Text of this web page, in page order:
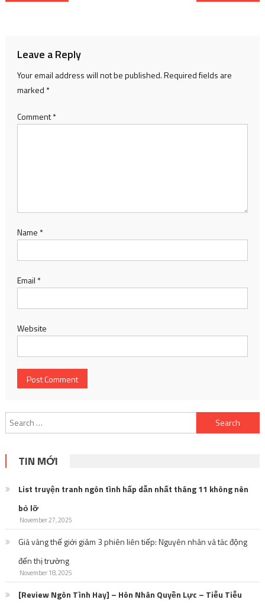
Leave a Reply
Your email address will not be published.Required fields are
marked *
Comment*
Name *
Email *
Website
Search
for:
TIN MỚI
List truyện tranh ngôn tình hấp dẫn nhất tháng 11 không nên
bỏ lỡ
November 27, 2025
Giá vàng thế giới giảm 3 phiên liên tiếp: Nguyên nhân và tác động
đến thị trường
November 18, 2025
[Review Ngôn Tình Hay] – Hôn Nhân Quyền Lực – Tiễu Tiễu